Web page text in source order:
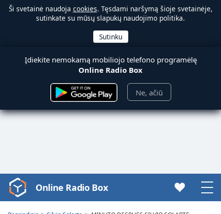
Ši svetainė naudoja cookies. Tęsdami naršymą šioje svetainėje,
sutinkate su mūsų slapukų naudojimo politika.
Įdiekite nemokamą mobiliojo telefono programėlę
Online Radio Box
Ne, ačiū
Video
Player
Online Radio Box